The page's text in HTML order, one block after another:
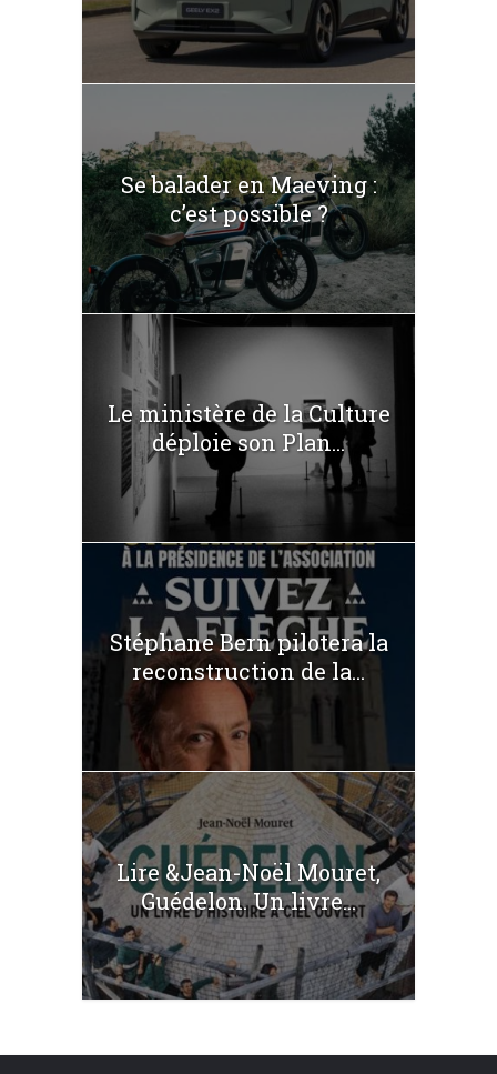
Se balader en Maeving :
c’est possible ?
Le ministère de la Culture
déploie son Plan...
Stéphane Bern pilotera la
reconstruction de la...
Lire &Jean-Noël Mouret,
Guédelon. Un livre...